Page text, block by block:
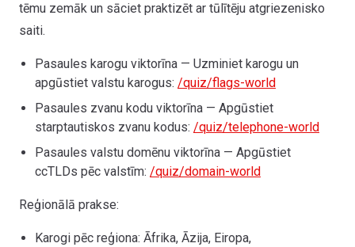
tēmu zemāk un sāciet praktizēt ar tūlītēju atgriezenisko
saiti.
Pasaules karogu viktorīna — Uzminiet karogu un
apgūstiet valstu karogus: /quiz/flags-world
Pasaules zvanu kodu viktorīna — Apgūstiet
starptautiskos zvanu kodus: /quiz/telephone-world
Pasaules valstu domēnu viktorīna — Apgūstiet
ccTLDs pēc valstīm: /quiz/domain-world
Reģionālā prakse:
Karogi pēc reģiona: Āfrika, Āzija, Eiropa,